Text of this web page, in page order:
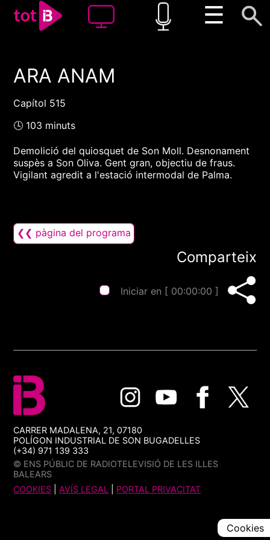
☰
00:00 00:00
ARA ANAM
Capítol 515
🕓 103 minuts
Demolició del quiosquet de Son Moll. Desnonament
suspès a Son Oliva. Gent gran, objectiu de fraus.
Vigilant agredit a l'estació intermodal de Palma.
❮❮ pàgina del programa
Comparteix
Iniciar en [ 00:00:00 ]
CARRER MADALENA, 21, 07180
POLÍGON INDUSTRIAL DE SON BUGADELLES
(+34) 971 139 333
© ENS PÚBLIC DE RADIOTELEVISIÓ DE LES ILLES
BALEARS
COOKIES |AVÍS LEGAL PORTAL PRIVACITAT
Cookies